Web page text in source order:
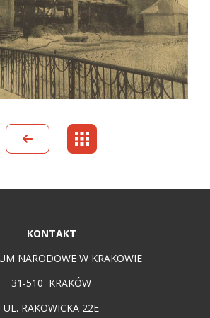
KONTAKT
NARODOWE W KRAKOWIE
31-510 KRAKÓW
UL. RAKOWICKA 22E